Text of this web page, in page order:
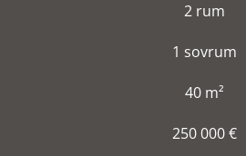
2 rum
1 sovrum
40 m²
250 000 €